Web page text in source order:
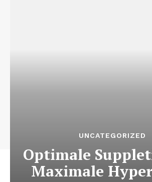
UNCATEGORIZED
Optimale
Maximale